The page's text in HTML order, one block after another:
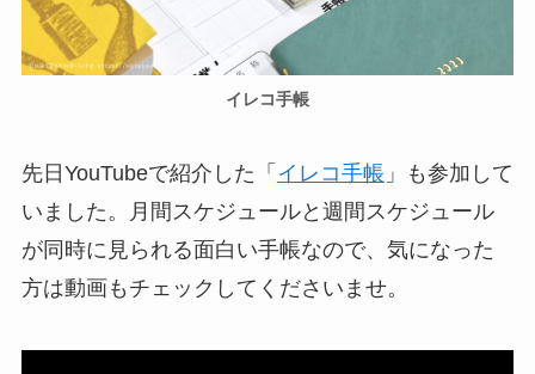
イレコ手帳
先日YouTubeで紹介した「 イレコ手帳 」も参加して
いました。月間スケジュールと週間スケジュール
が同時に見られる面白い手帳なので、気になった
方は動画もチェックしてくださいませ。